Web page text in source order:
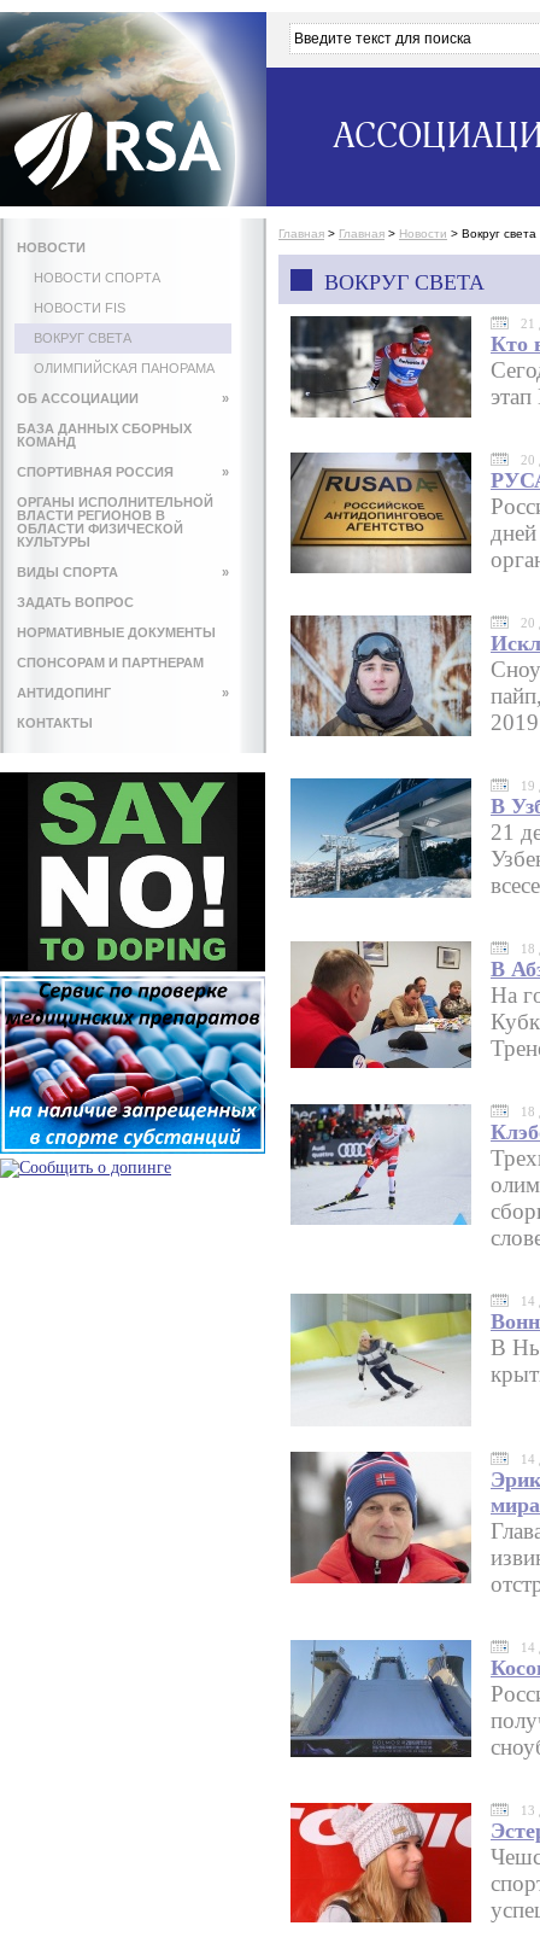
НОВОСТИ
НОВОСТИ СПОРТА
НОВОСТИ FIS
ВОКРУГ СВЕТА
ОЛИМПИЙСКАЯ ПАНОРАМА
ОБ АССОЦИАЦИИ »
БАЗА ДАННЫХ СБОРНЫХ
КОМАНД
СПОРТИВНАЯ РОССИЯ »
ОРГАНЫ ИСПОЛНИТЕЛЬНОЙ
ВЛАСТИ РЕГИОНОВ В
ОБЛАСТИ ФИЗИЧЕСКОЙ
КУЛЬТУРЫ
ВИДЫ СПОРТА »
ЗАДАТЬ ВОПРОС
НОРМАТИВНЫЕ ДОКУМЕНТЫ
СПОНСОРАМ И ПАРТНЕРАМ
АНТИДОПИНГ »
КОНТАКТЫ
Главная > Главная > Новости > Вокруг света
ВОКРУГ СВЕТА
21
Кто
20
20
19
В
21
18
В
На
18
14
В
14
мира
14
13